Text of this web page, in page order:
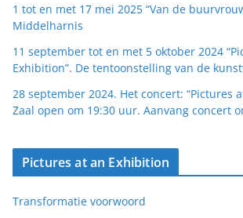
1 tot en met 17 mei 2025 “Van de
Middelharnis
11 september tot en met 5 oktober 2024
Exhibition”. De tentoonstelling van de
28 september 2024. Het concert: “Pictures
Zaal open om 19:30 uur. Aanvang concert
Pictures at an Exhibition
Transformatie voorwoord